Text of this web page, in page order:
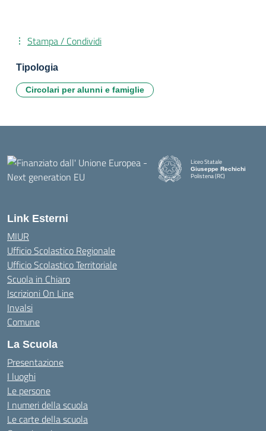
Stampa / Condividi
Tipologia
Circolari per alunni e famiglie
Liceo Statale
Giuseppe Rechichi
Polistena (RC)
Link Esterni
MIUR
Ufficio Scolastico Regionale
Ufficio Scolastico Territoriale
Scuola in Chiaro
Iscrizioni On Line
Invalsi
Comune
La Scuola
Presentazione
I luoghi
Le persone
I numeri della scuola
Le carte della scuola